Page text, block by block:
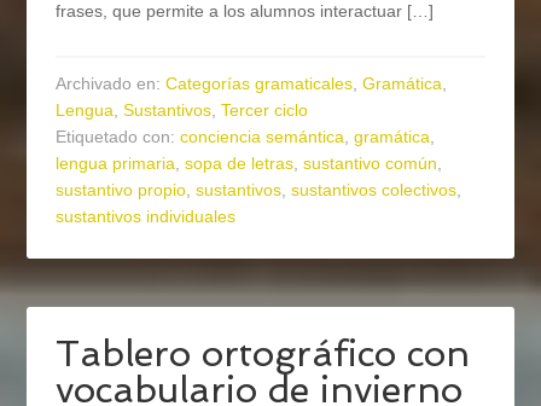
frases, que permite a los alumnos interactuar […]
Archivado en:Categorías gramaticales,Gramática,
Lengua,Sustantivos,Tercer ciclo
Etiquetado con:conciencia semántica,gramática,
lengua primaria,sopa de letras,sustantivo común,
sustantivo propio,sustantivos,sustantivos colectivos,
sustantivos individuales
Tablero ortográfico con
vocabulario de invierno